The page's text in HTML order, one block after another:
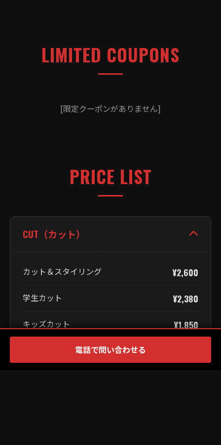
LIMITED COUPONS
[限定クーポンがありません]
PRICE LIST
CUT（カット）
カット＆スタイリング ¥2,600
学生カット ¥2,380
キッズカット ¥1,850
電話で問い合わせる